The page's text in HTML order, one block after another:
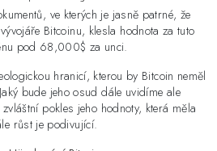
ve kterých je jasně patrné, že
Bitcoinu, klesla hodnota za tuto
pod 68,000$ za unci.
hranicí, kterou by Bitcoin neměl
bude jeho osud dále uvidíme ale
pokles jeho hodnoty, která měla
růst je podivující.